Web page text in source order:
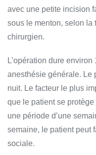
avec une petite incision
sous le menton, selon
chirurgien.
L’opération dure
anesthésie générale. Le
nuit. Le facteur le plus
que le patient se
une période d’une
semaine, le patient peut
sociale.